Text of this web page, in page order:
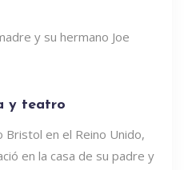
y teatro
Bristol en el Reino Unido,
en la casa de su padre y